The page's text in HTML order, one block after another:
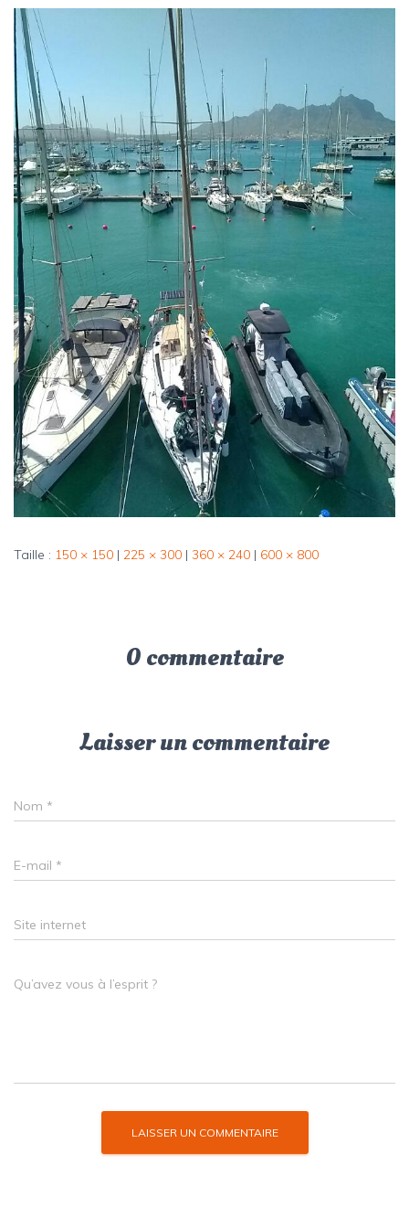
Taille : 150 × 150 | 225 × 300 | 360 × 240 | 600 × 800
0 commentaire
Laisser un commentaire
Nom *
E-mail *
Site internet
Qu’avez vous à l’esprit ?